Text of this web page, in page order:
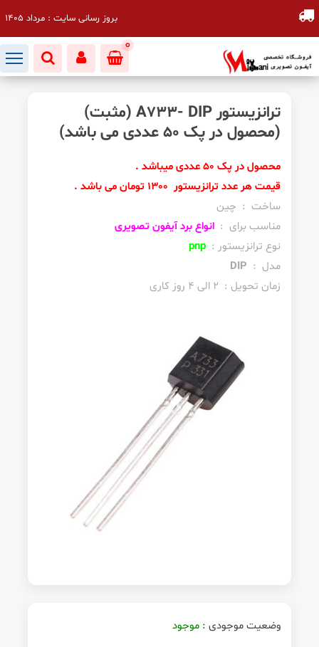
ترانزیستور A733- DIP (مثبت)
(محصول در پک 50 عددی می باشد)
محصول در پک 50 عددی میباشد .
قیمت هر عدد ترانزیستور 1300 تومان می باشد .
ساخت : چین
مناسب برای : انواع برد آیفون تصویری
نوع ترانزیستور : pnp
مدل : DIP
زمان تحویل : 2 الی 4 روز کاری
وضعیت موجودی : موجود
بروز رسانی سایت : مرداد 1405
0